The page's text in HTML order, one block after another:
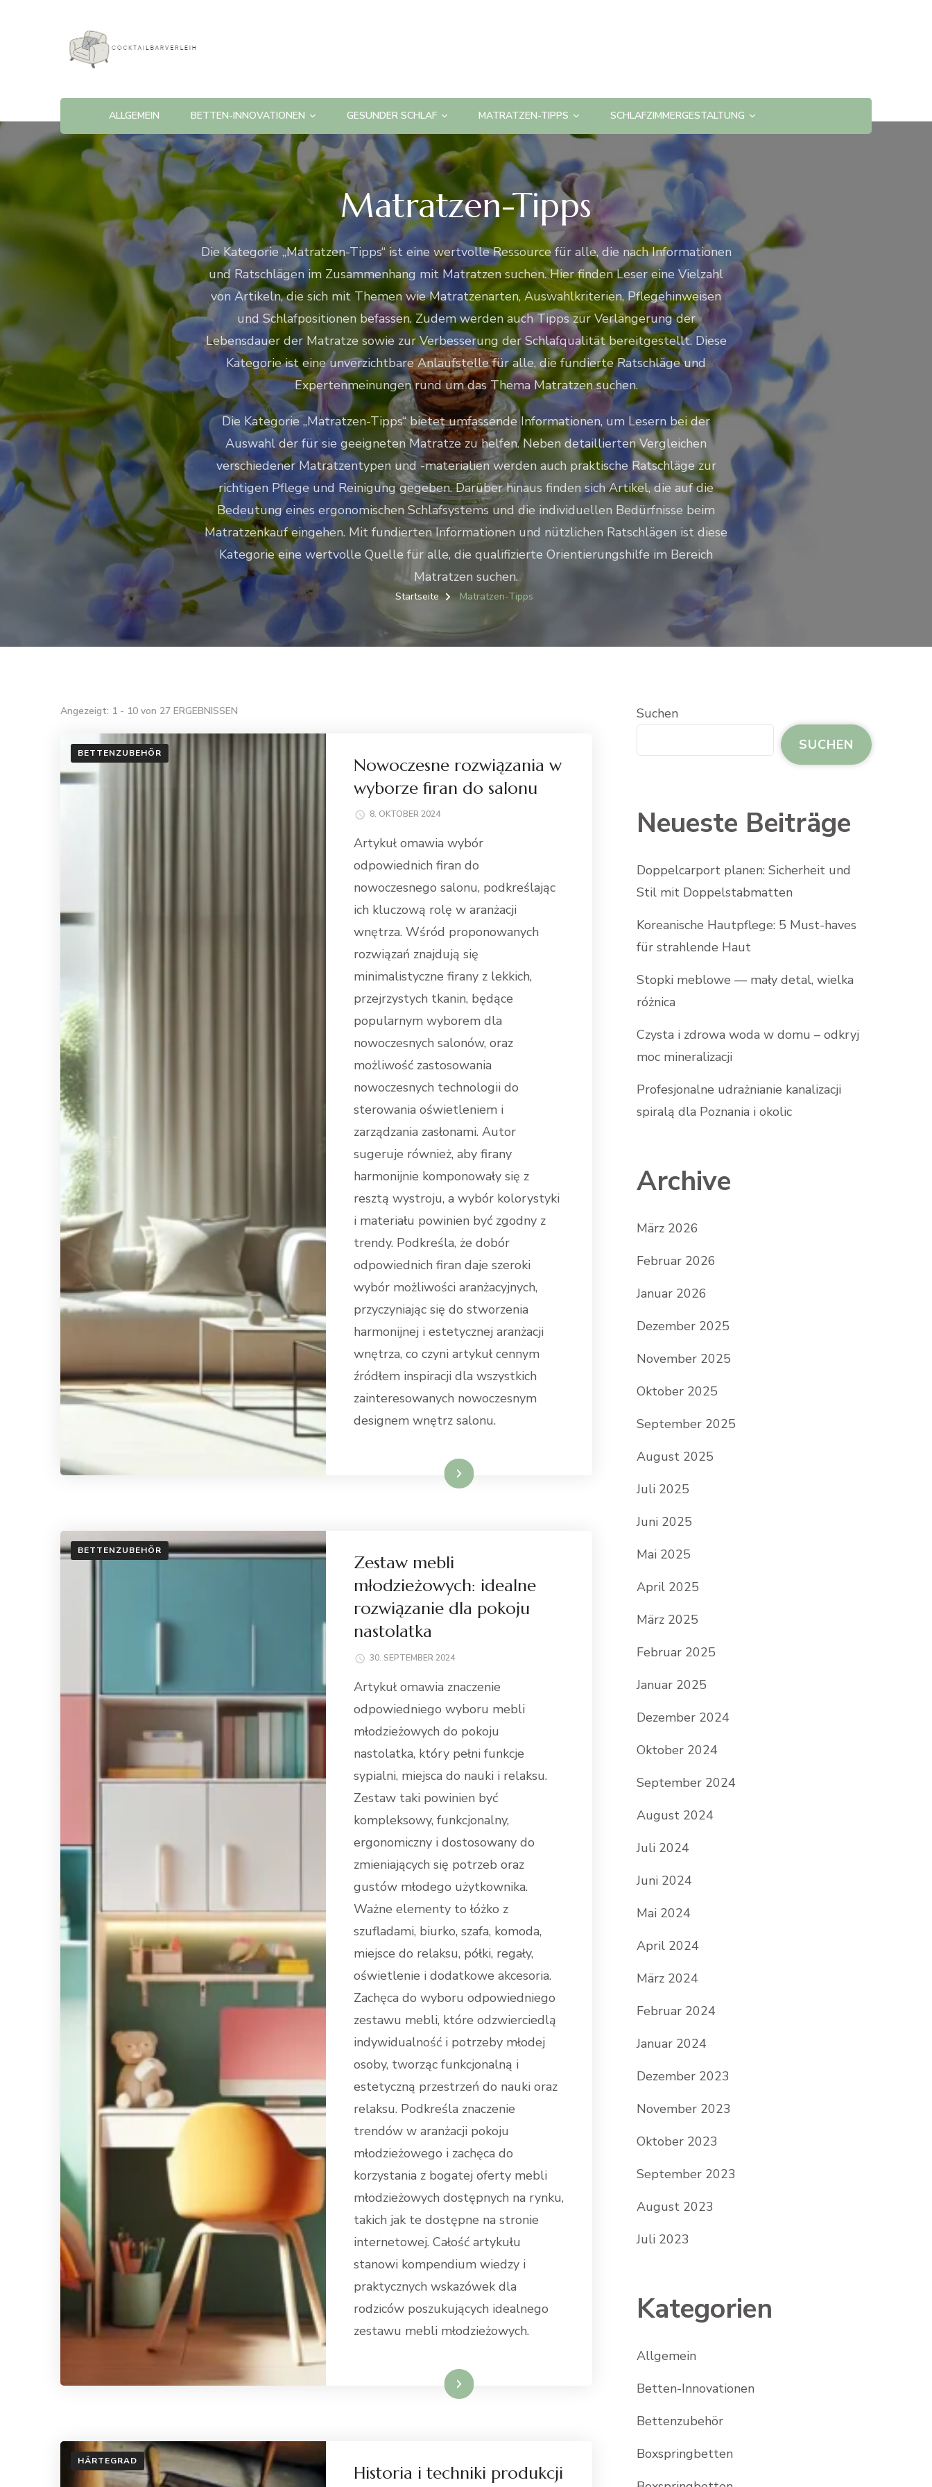
Cocktailbarverleih
ALLGEMEIN BETTEN-INNOVATIONEN GESUNDER SCHLAF MATRATZEN-TIPPS SCHLAFZIMMERGESTALTUNG
Matratzen-Tipps
Die Kategorie „Matratzen-Tipps“ ist eine wertvolle Ressource für alle, die nach Informationen
und Ratschlägen im Zusammenhang mit Matratzen suchen. Hier finden Leser eine Vielzahl
von Artikeln, die sich mit Themen wie Matratzenarten, Auswahlkriterien, Pflegehinweisen
und Schlafpositionen befassen. Zudem werden auch Tipps zur Verlängerung der
Lebensdauer der Matratze sowie zur Verbesserung der Schlafqualität bereitgestellt. Diese
Kategorie ist eine unverzichtbare Anlaufstelle für alle, die fundierte Ratschläge und
Expertenmeinungen rund um das Thema Matratzen suchen.
Die Kategorie „Matratzen-Tipps“ bietet umfassende Informationen, um Lesern bei der
Auswahl der für sie geeigneten Matratze zu helfen. Neben detaillierten Vergleichen
verschiedener Matratzentypen und -materialien werden auch praktische Ratschläge zur
richtigen Pflege und Reinigung gegeben. Darüber hinaus finden sich Artikel, die auf die
Bedeutung eines ergonomischen Schlafsystems und die individuellen Bedürfnisse beim
Matratzenkauf eingehen. Mit fundierten Informationen und nützlichen Ratschlägen ist diese
Kategorie eine wertvolle Quelle für alle, die qualifizierte Orientierungshilfe im Bereich
Matratzen suchen.
Startseite Matratzen-Tipps
Angezeigt: 1 - 10 von 27 ERGEBNISSEN
BETTENZUBEHÖR
Nowoczesne rozwiązania w
wyborze firan do salonu
8. OKTOBER 2024
Artykuł omawia wybór
odpowiednich firan do
nowoczesnego salonu, podkreślając
ich kluczową rolę w aranżacji
wnętrza. Wśród proponowanych
rozwiązań znajdują się
minimalistyczne firany z lekkich,
przejrzystych tkanin, będące
popularnym wyborem dla
nowoczesnych salonów, oraz
możliwość zastosowania
nowoczesnych technologii do
sterowania oświetleniem i
zarządzania zasłonami. Autor
sugeruje również, aby firany
harmonijnie komponowały się z
resztą wystroju, a wybór kolorystyki
i materiału powinien być zgodny z
trendy. Podkreśla, że dobór
odpowiednich firan daje szeroki
wybór możliwości aranżacyjnych,
przyczyniając się do stworzenia
harmonijnej i estetycznej aranżacji
wnętrza, co czyni artykuł cennym
źródłem inspiracji dla wszystkich
zainteresowanych nowoczesnym
designem wnętrz salonu.
Weiterlesen
BETTENZUBEHÖR
Zestaw mebli
młodzieżowych: idealne
rozwiązanie dla pokoju
nastolatka
30. SEPTEMBER 2024
Artykuł omawia znaczenie
odpowiedniego wyboru mebli
młodzieżowych do pokoju
nastolatka, który pełni funkcje
sypialni, miejsca do nauki i relaksu.
Zestaw taki powinien być
kompleksowy, funkcjonalny,
ergonomiczny i dostosowany do
zmieniających się potrzeb oraz
gustów młodego użytkownika.
Ważne elementy to łóżko z
szufladami, biurko, szafa, komoda,
miejsce do relaksu, półki, regały,
oświetlenie i dodatkowe akcesoria.
Zachęca do wyboru odpowiedniego
zestawu mebli, które odzwierciedlą
indywidualność i potrzeby młodej
osoby, tworząc funkcjonalną i
estetyczną przestrzeń do nauki oraz
relaksu. Podkreśla znaczenie
trendów w aranżacji pokoju
młodzieżowego i zachęca do
korzystania z bogatej oferty mebli
młodzieżowych dostępnych na rynku,
takich jak te dostępne na stronie
internetowej. Całość artykułu
stanowi kompendium wiedzy i
praktycznych wskazówek dla
rodziców poszukujących idealnego
zestawu mebli młodzieżowych.
Weiterlesen
HÄRTEGRAD
Historia i techniki produkcji
Suchen
SUCHEN
Neueste Beiträge
Doppelcarport planen: Sicherheit und
Stil mit Doppelstabmatten
Koreanische Hautpflege: 5 Must-haves
für strahlende Haut
Stopki meblowe — mały detal, wielka
różnica
Czysta i zdrowa woda w domu – odkryj
moc mineralizacji
Profesjonalne udrażnianie kanalizacji
spiralą dla Poznania i okolic
Archive
März 2026
Februar 2026
Januar 2026
Dezember 2025
November 2025
Oktober 2025
September 2025
August 2025
Juli 2025
Juni 2025
Mai 2025
April 2025
März 2025
Februar 2025
Januar 2025
Dezember 2024
Oktober 2024
September 2024
August 2024
Juli 2024
Juni 2024
Mai 2024
April 2024
März 2024
Februar 2024
Januar 2024
Dezember 2023
November 2023
Oktober 2023
September 2023
August 2023
Juli 2023
Kategorien
Allgemein
Betten-Innovationen
Bettenzubehör
Boxspringbetten